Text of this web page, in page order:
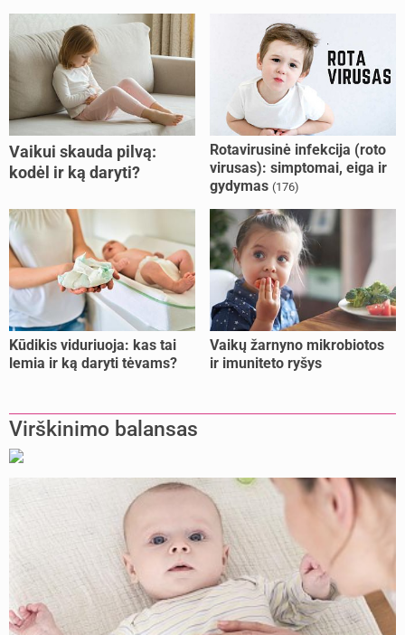
Vaikui skauda pilvą:
kodėl ir ką daryti?
Rotavirusinė infekcija (roto
virusas): simptomai, eiga ir
gydymas (176)
Kūdikis viduriuoja: kas tai
lemia ir ką daryti tėvams?
Vaikų žarnyno mikrobiotos
ir imuniteto ryšys
Virškinimo balansas